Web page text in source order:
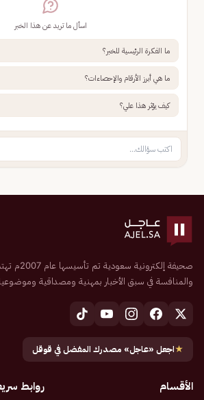
اسأل ما تريد عن هذا الخبر
ما الفكرة الرئيسية للخبر؟
ما هي أبرز الأرقام والإحصاءات؟
كيف يؤثر هذا علي؟
صحيفة
والمنافسة في سبق الأخبار بمهنية ومصداقية
★اجعل «عاجل» مصدرك المفضل في قوقل
الأقسام روابط